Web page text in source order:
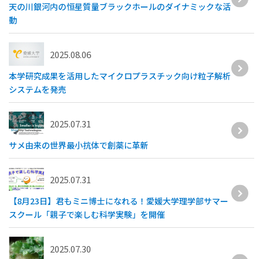
天の川銀河内の恒星質量ブラックホールのダイナミックな活
動
2025.08.06
本学研究成果を活用したマイクロプラスチック向け粒子解析
システムを発売
2025.07.31
サメ由来の世界最小抗体で創薬に革新
2025.07.31
【8月23日】君もミニ博士になれる！愛媛大学理学部サマー
スクール「親子で楽しむ科学実験」を開催
2025.07.30